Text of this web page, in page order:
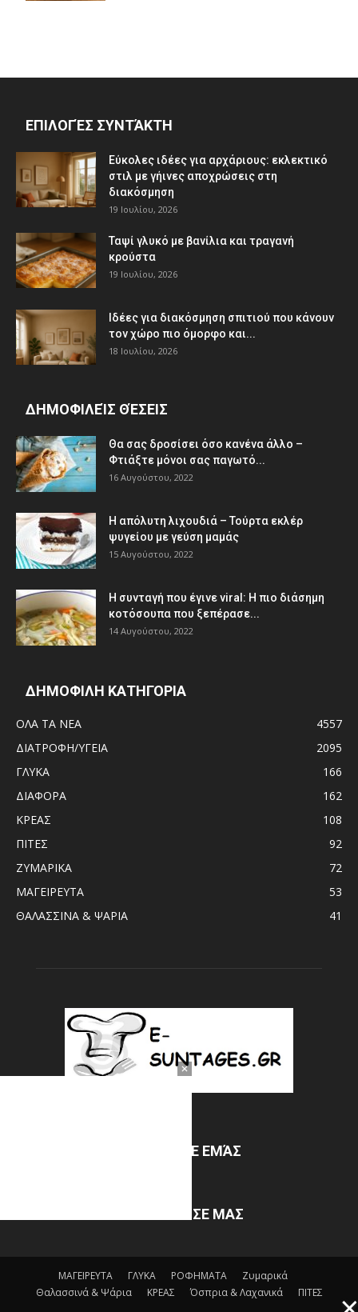
ΕΠΙΛΟΓΈΣ ΣΥΝΤΆΚΤΗ
Εύκολες ιδέες για αρχάριους: εκλεκτικό
στιλ με γήινες αποχρώσεις στη
διακόσμηση
19 Ιουλίου, 2026
Ταψί γλυκό με βανίλια και τραγανή
κρούστα
19 Ιουλίου, 2026
Ιδέες για διακόσμηση σπιτιού που κάνουν
τον χώρο πιο όμορφο και...
18 Ιουλίου, 2026
ΔΗΜΟΦΙΛΕΊΣ ΘΈΣΕΙΣ
Θα σας δροσίσει όσο κανένα άλλο –
Φτιάξτε μόνοι σας παγωτό...
16 Αυγούστου, 2022
Η απόλυτη λιχουδιά – Τούρτα εκλέρ
ψυγείου με γεύση μαμάς
15 Αυγούστου, 2022
Η συνταγή που έγινε viral: H πιο διάσημη
κοτόσουπα που ξεπέρασε...
14 Αυγούστου, 2022
ΔΗΜΟΦΙΛΗ ΚΑΤΗΓΟΡΙΑ
ΟΛΑ ΤΑ ΝΕΑ
4557
ΔΙΑΤΡΟΦΗ/ΥΓΕΙΑ
2095
ΓΛΥΚΑ
166
ΔΙΑΦΟΡΑ
162
ΚΡΕΑΣ
108
ΠΙΤΕΣ
92
ΖΥΜΑΡΙΚΑ
72
ΜΑΓΕΙΡΕΥΤΑ
53
ΘΑΛΑΣΣΙΝΑ & ΨΑΡΙΑ
41
ΣΧΕΤΙΚΆ ΜΕ ΕΜΆΣ
ΑΚΟΛΟΥΘΗΣΕ ΜΑΣ
ΜΑΓΕΙΡΕΥΤΑ ΓΛΥΚΑ ΡΟΦΗΜΑΤΑ
Ζυμαρικά
Θαλασσινά & Ψάρια
ΚΡΕΑΣ Όσπρια & Λαχανικά ΠΙΤΕΣ